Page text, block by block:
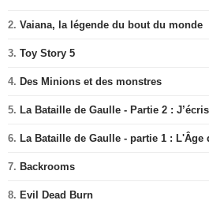
2. Vaiana, la légende du bout du monde
3. Toy Story 5
4. Des Minions et des monstres
5. La Bataille de Gaulle - Partie 2 :
6. La Bataille de Gaulle - partie 1 : L'Âge
7. Backrooms
8. Evil Dead Burn